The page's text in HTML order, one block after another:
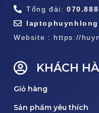
Tổng đài:
Website : https://
KHÁCH
Giỏ hàng
Sản phẩm yêu thích